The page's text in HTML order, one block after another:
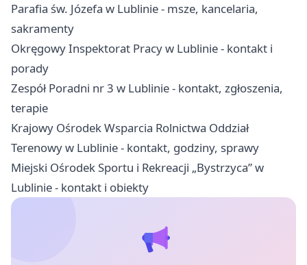
Parafia św. Józefa w Lublinie - msze, kancelaria,
sakramenty
Okręgowy Inspektorat Pracy w Lublinie - kontakt i
porady
Zespół Poradni nr 3 w Lublinie - kontakt, zgłoszenia,
terapie
Krajowy Ośrodek Wsparcia Rolnictwa Oddział
Terenowy w Lublinie - kontakt, godziny, sprawy
Miejski Ośrodek Sportu i Rekreacji „Bystrzyca” w
Lublinie - kontakt i obiekty